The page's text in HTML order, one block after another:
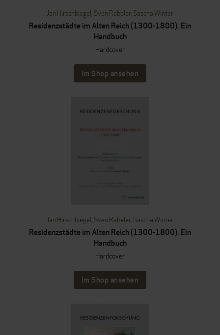
Jan Hirschbiegel, Sven Rabeler, Sascha Winter
Residenzstädte im Alten Reich (1300-1800). Ein
Handbuch
Hardcover
Im Shop ansehen
Jan Hirschbiegel, Sven Rabeler, Sascha Winter
Residenzstädte im Alten Reich (1300-1800). Ein
Handbuch
Hardcover
Im Shop ansehen